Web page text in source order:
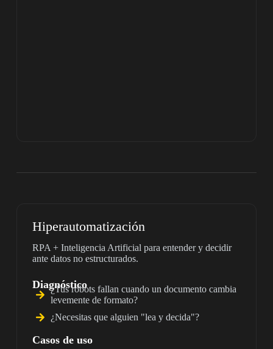
Hiperautomatización
RPA + Inteligencia Artificial para entender y decidir
ante datos no estructurados.
Diagnóstico
¿Tus robots fallan cuando un documento cambia
levemente de formato?
¿Necesitas que alguien "lea y decida"?
Casos de uso